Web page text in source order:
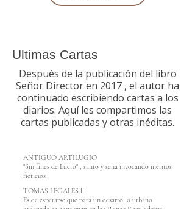
Ultimas Cartas
Después de la publicación del libro
Señor Director en 2017 , el autor ha
continuado escribiendo cartas a los
diarios. Aquí les compartimos las
cartas publicadas y otras inéditas.
ANTIGUO ARTILUGIO
"Sin fines de Lucro" , santo y seña invocando méritos
ficticios
TOMAS LEGALES lll
Es de esperarse que para un desarrollo urbano